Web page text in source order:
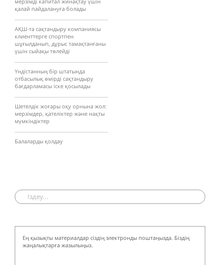
қалай пайдалануға болады
АҚШ-та сақтандыру компаниясы
клиенттерге спортпен
шұғылданып, дұрыс тамақтанғаны
үшін сыйақы төлейді
Үндістанның бір штатында
отбасылық өмірді сақтандыру
бағдарламасы іске қосылады
Шетелдік жоғары оқу орнына жол:
мерзімдер, қателіктер және нақты
мүмкіндіктер
Балаларды қолдау
Ең қызықты материалдар сіздің электронды поштаңызда. Біздің
жаңалықтарға жазылыңыз.